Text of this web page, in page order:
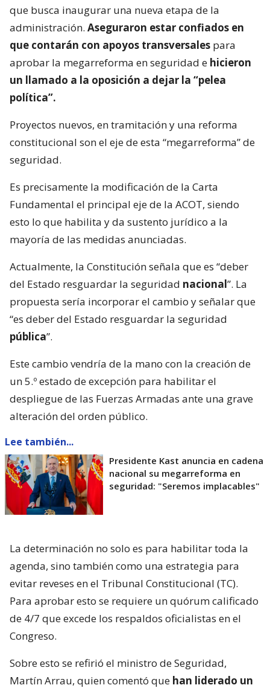
que busca inaugurar una nueva etapa de la
administración. Aseguraron estar confiados en
que contarán con apoyos transversales para
aprobar la megarreforma en seguridad e hicieron
un llamado a la oposición a dejar la “pelea
política”.
Proyectos nuevos, en tramitación y una reforma
constitucional son el eje de esta “megarreforma” de
seguridad.
Es precisamente la modificación de la Carta
Fundamental el principal eje de la ACOT, siendo
esto lo que habilita y da sustento jurídico a la
mayoría de las medidas anunciadas.
Actualmente, la Constitución señala que es “deber
del Estado resguardar la seguridad nacional”. La
propuesta sería incorporar el cambio y señalar que
“es deber del Estado resguardar la seguridad
pública”.
Este cambio vendría de la mano con la creación de
un 5.º estado de excepción para habilitar el
despliegue de las Fuerzas Armadas ante una grave
alteración del orden público.
Lee también...
Presidente Kast anuncia en cadena
nacional su megarreforma en
seguridad: "Seremos implacables"
La determinación no solo es para habilitar toda la
agenda, sino también como una estrategia para
evitar reveses en el Tribunal Constitucional (TC).
Para aprobar esto se requiere un quórum calificado
de 4/7 que excede los respaldos oficialistas en el
Congreso.
Sobre esto se refirió el ministro de Seguridad,
Martín Arrau, quien comentó que han liderado un